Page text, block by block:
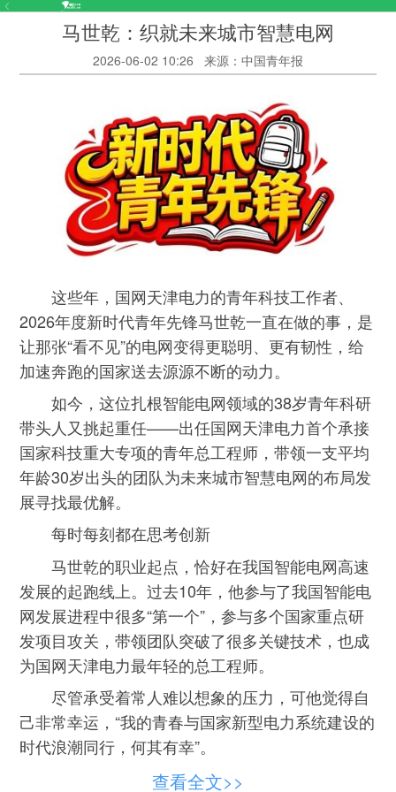
马世乾：织就未来城市智慧电网
2026-06-02 10:26 来源：中国青年报
这些年，国网天津电力的青年科技工作者、
2026年度新时代青年先锋马世乾一直在做的事，是
让那张“看不见”的电网变得更聪明、更有韧性，给
加速奔跑的国家送去源源不断的动力。
如今，这位扎根智能电网领域的38岁青年科研
带头人又挑起重任——出任国网天津电力首个承接
国家科技重大专项的青年总工程师，带领一支平均
年龄30岁出头的团队为未来城市智慧电网的布局发
展寻找最优解。
每时每刻都在思考创新
马世乾的职业起点，恰好在我国智能电网高速
发展的起跑线上。过去10年，他参与了我国智能电
网发展进程中很多“第一个”，参与多个国家重点研
发项目攻关，带领团队突破了很多关键技术，也成
为国网天津电力最年轻的总工程师。
尽管承受着常人难以想象的压力，可他觉得自
己非常幸运，“我的青春与国家新型电力系统建设的
时代浪潮同行，何其有幸”。
他擅长把复杂的电力专业知识讲得深入浅出。
查看全文>>